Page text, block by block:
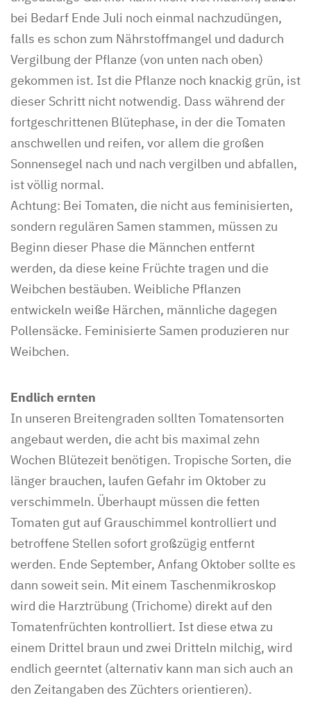
bei Bedarf Ende Juli noch einmal nachzudüngen,
falls es schon zum Nährstoffmangel und dadurch
Vergilbung der Pflanze (von unten nach oben)
gekommen ist. Ist die Pflanze noch knackig grün, ist
dieser Schritt nicht notwendig. Dass während der
fortgeschrittenen Blütephase, in der die Tomaten
anschwellen und reifen, vor allem die großen
Sonnensegel nach und nach vergilben und abfallen,
ist völlig normal.
Achtung: Bei Tomaten, die nicht aus feminisierten,
sondern regulären Samen stammen, müssen zu
Beginn dieser Phase die Männchen entfernt
werden, da diese keine Früchte tragen und die
Weibchen bestäuben. Weibliche Pflanzen
entwickeln weiße Härchen, männliche dagegen
Pollensäcke. Feminisierte Samen produzieren nur
Weibchen.
Endlich ernten
In unseren Breitengraden sollten Tomatensorten
angebaut werden, die acht bis maximal zehn
Wochen Blütezeit benötigen. Tropische Sorten, die
länger brauchen, laufen Gefahr im Oktober zu
verschimmeln. Überhaupt müssen die fetten
Tomaten gut auf Grauschimmel kontrolliert und
betroffene Stellen sofort großzügig entfernt
werden. Ende September, Anfang Oktober sollte es
dann soweit sein. Mit einem Taschenmikroskop
wird die Harztrübung (Trichome) direkt auf den
Tomatenfrüchten kontrolliert. Ist diese etwa zu
einem Drittel braun und zwei Dritteln milchig, wird
endlich geerntet (alternativ kann man sich auch an
den Zeitangaben des Züchters orientieren).